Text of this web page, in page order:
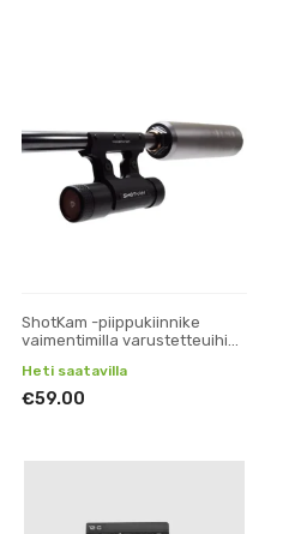
ShotKam -piippukiinnike
vaimentimilla varustetteuihin
Heti saatavilla
€59.00